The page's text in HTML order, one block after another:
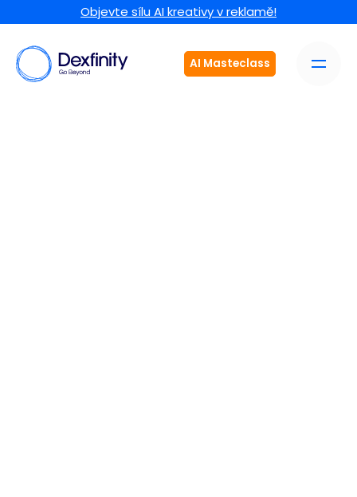
Objevte sílu AI kreativy v reklamě!
AI Masteclass